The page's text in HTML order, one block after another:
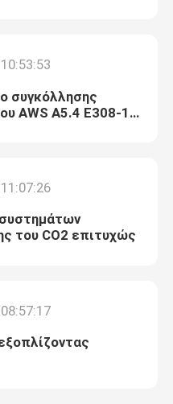
συγκόλλησης
AWS A5.4 E308-16
του CO2 επιτυχώς